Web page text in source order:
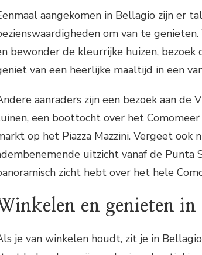
aangekomen in Bellagio zijn er
om van te
bewonder de kleurrijke huizen, bezoek
van een heerlijke maaltijd in een
aanraders zijn een bezoek aan
een boottocht over het
op het Piazza Mazzini. Vergeet
uitzicht vanaf de Punta
zicht hebt over het hele
en genieten in
je van winkelen houdt, zit je in